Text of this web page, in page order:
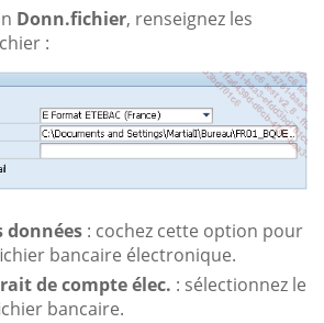
Donn.fichier, renseignez les
:
données : cochez cette option pour
bancaire électronique.
de compte élec. : sélectionnez le
bancaire.